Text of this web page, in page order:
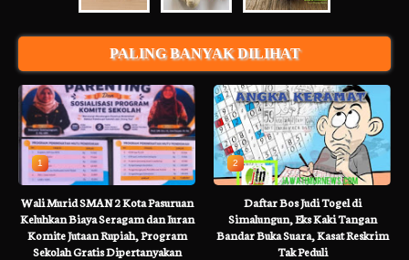
PALING BANYAK DILIHAT
1
Wali Murid SMAN 2 Kota Pasuruan
Keluhkan Biaya Seragam dan Iuran
Komite Jutaan Rupiah, Program
Sekolah Gratis Dipertanyakan
2
Daftar Bos Judi Togel di
Simalungun, Eks Kaki Tangan
Bandar Buka Suara, Kasat Reskrim
Tak Peduli